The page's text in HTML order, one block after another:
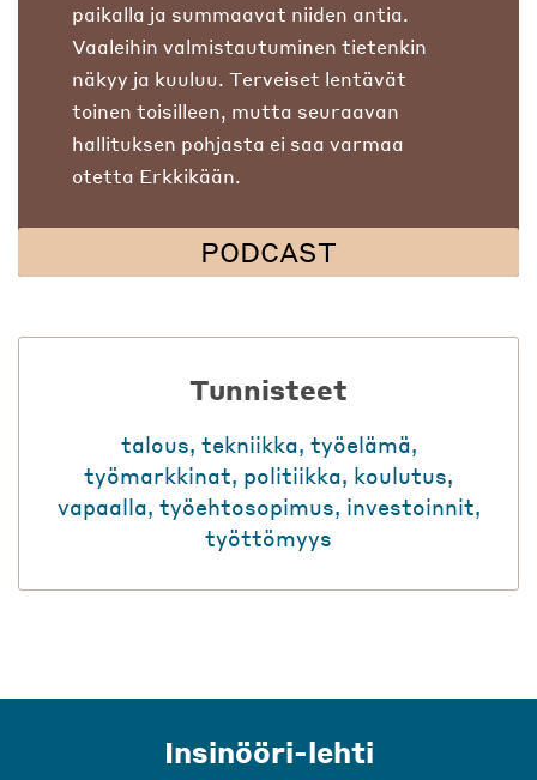
paikalla ja summaavat niiden antia.
Vaaleihin valmistautuminen tietenkin
näkyy ja kuuluu. Terveiset lentävät
toinen toisilleen, mutta seuraavan
hallituksen pohjasta ei saa varmaa
otetta Erkkikään.
PODCAST
Tunnisteet
talous, tekniikka, työelämä,
työmarkkinat, politiikka, koulutus,
vapaalla, työehtosopimus, investoinnit,
työttömyys
Insinööri-lehti